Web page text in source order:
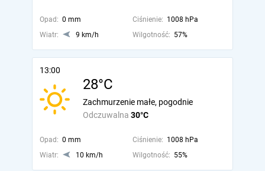
Opad: 0 mm Ciśnienie: 1008 hPa
Wiatr:
9 km/h Wilgotność: 57%
13:00
28°C
Odczuwalna 30°C
Zachmurzenie małe, pogodnie
Opad: 0 mm Ciśnienie: 1008 hPa
Wiatr:
10 km/h Wilgotność: 55%